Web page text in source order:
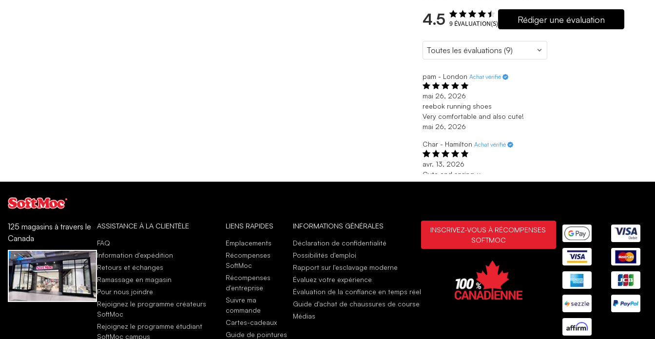
4.5 9 ÉVALUATION(S) Rédiger une évaluation
pam - London Achat vérifié
mai 26, 2026
reebok running shoes
Very comfortable and also cute!
mai 26, 2026
Char - Hamilton Achat vérifié
avr. 13, 2026
Cute and spring-y
Discounted item felt comfortable and fashionable.
juin 1, 2026
MONTRANT ÉVALUATIONS
125 magasins à travers le
Canada
ASSISTANCE À LA CLIENTÈLE
FAQ
Information d'expédition
Retours et échanges
Ramassage en magasin
Pour nous joindre
Rejoignez le programme créateurs
SoftMoc
Rejoignez le programme étudiant
SoftMoc campus
LIENS RAPIDES
Emplacements
Récompenses
SoftMoc
Récompenses
d'entreprise
Suivre ma
commande
Cartes-cadeaux
Guide de pointures
INFORMATIONS GÉNÉRALES
Déclaration de confidentialité
Possibilités d'emploi
Rapport sur l'esclavage moderne
Évaluez votre expérience
Évaluation de la confiance en temps réel
Guide d'achat de chaussures de course
Médias
INSCRIVEZ-VOUS À RÉCOMPENSES
SOFTMOC